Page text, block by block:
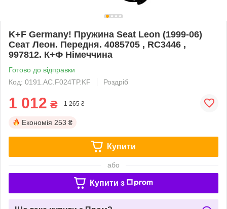
K+F Germany! Пружина Seat Leon (1999-06)
Сеат Леон. Передня. 4085705 , RC3446 ,
997812. К+Ф Німеччина
Готово до відправки
Код: 0191.AC.F024TP.KF
Роздріб
1 012 ₴ 1 265 ₴
Економія 253 ₴
Купити
або
Купити з